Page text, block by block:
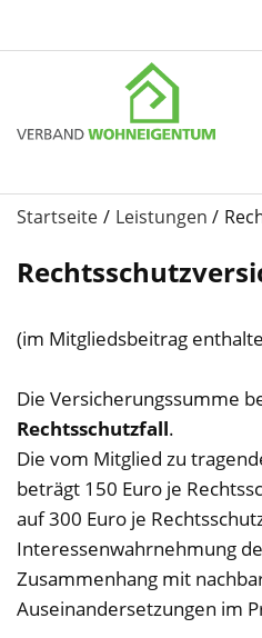
Startseite Leistungen
(im Mitgliedsbeitrag
Die Versicherungssumme
Rechtsschutzfall.
Die vom Mitglied zu
beträgt 150 Euro je
auf 300 Euro je
Interessenwahrnehmung
Zusammenhang mit
Auseinandersetzungen im